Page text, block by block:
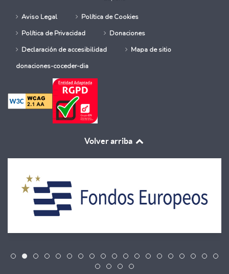
Aviso Legal
Política de Cookies
Política de Privacidad
Donaciones
Declaración de accesibilidad
Mapa de sitio
donaciones-coceder-dia
Volver arriba